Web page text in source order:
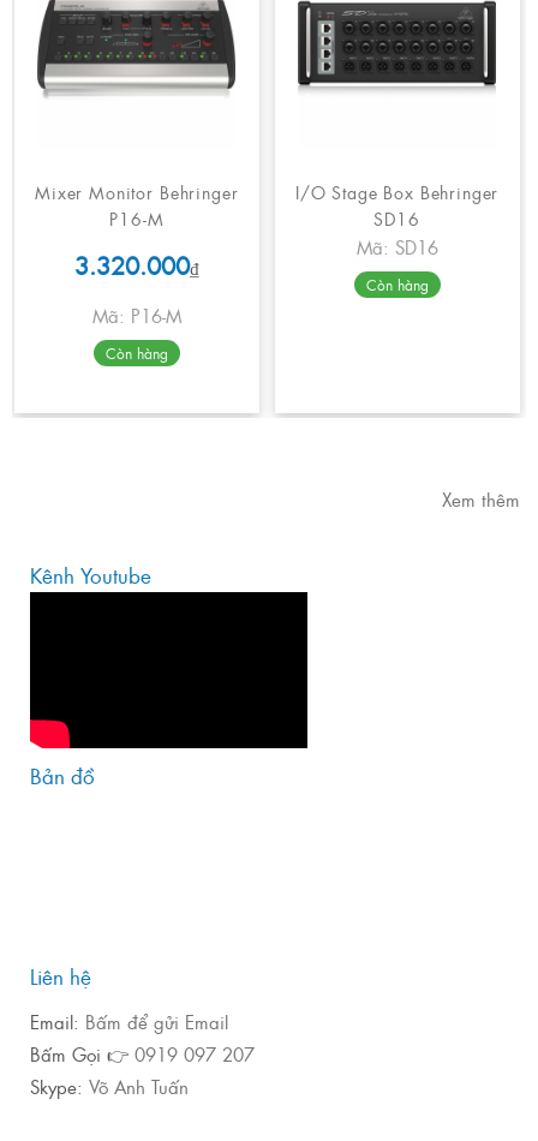
Mixer Monitor Behringer
P16-M
3.320.000₫
Mã: P16-M
Còn hàng
I/O Stage Box Behringer
SD16
Mã: SD16
Còn hàng
Xem thêm
Kênh Youtube
Bản đồ
Liên hệ
Email: Bấm để gửi Email
Bấm Gọi 👉 0919 097 207
Skype: Võ Anh Tuấn